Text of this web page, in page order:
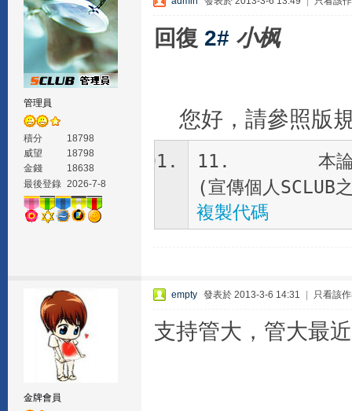
管理員
積分
18798
威望
18798
金錢
18638
最後登錄 2026-7-8
回復 2# 小枫
您好，請參照版
11. 本論壇禁
(宣傳個人SCLUB
複製代碼
金牌會員
empty 發表於 2013-3-6 14:31 只看該
支持管大，管大最